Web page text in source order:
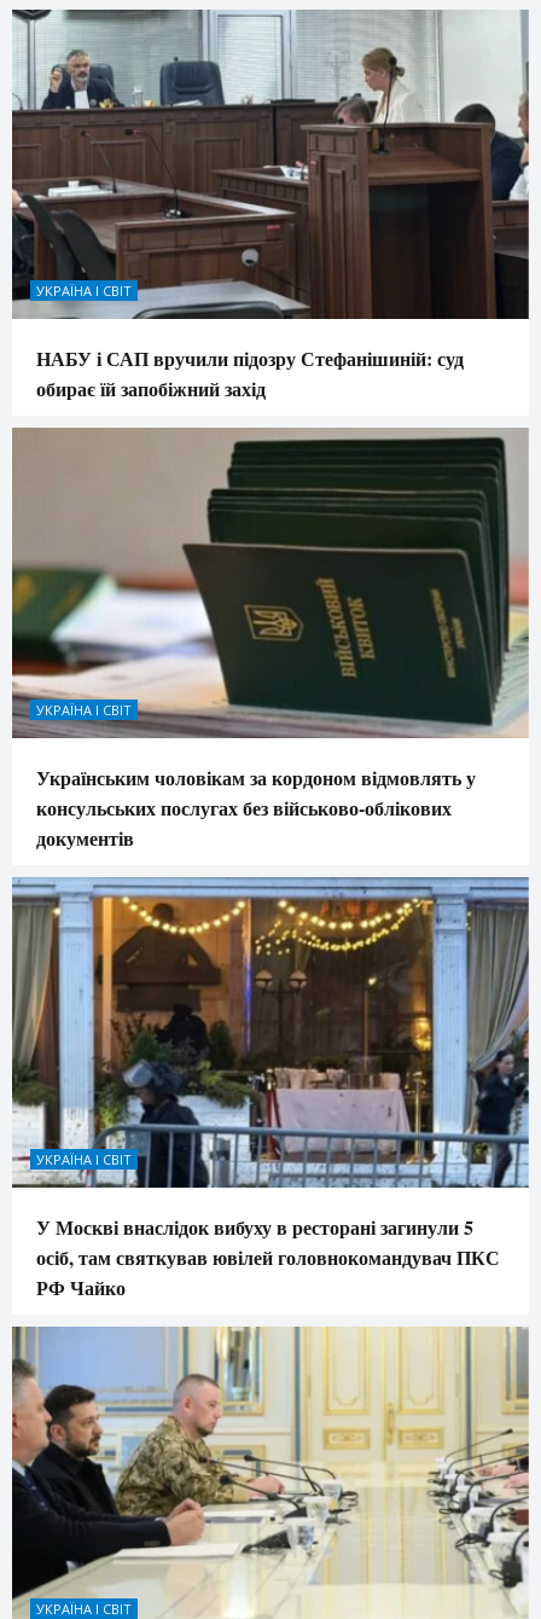
УКРАЇНА І СВІТ
НАБУ і САП вручили підозру Стефанішиній: суд
обирає їй запобіжний захід
УКРАЇНА І СВІТ
Українським чоловікам за кордоном відмовлять у
консульських послугах без військово-облікових
документів
УКРАЇНА І СВІТ
У Москві внаслідок вибуху в ресторані загинули 5
осіб, там святкував ювілей головнокомандувач ПКС
РФ Чайко
УКРАЇНА І СВІТ